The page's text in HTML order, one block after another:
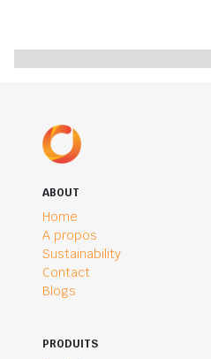
ABOUT
Home
A propos
Sustainability
Contact
Blogs
PRODUITS